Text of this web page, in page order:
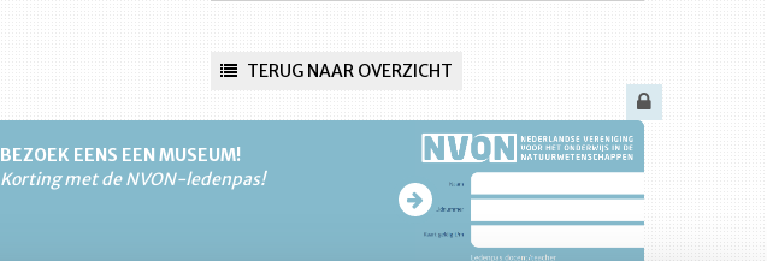
TERUG NAAR OVERZICHT
BEZOEK EENS EEN MUSEUM!
Korting met de NVON-ledenpas!